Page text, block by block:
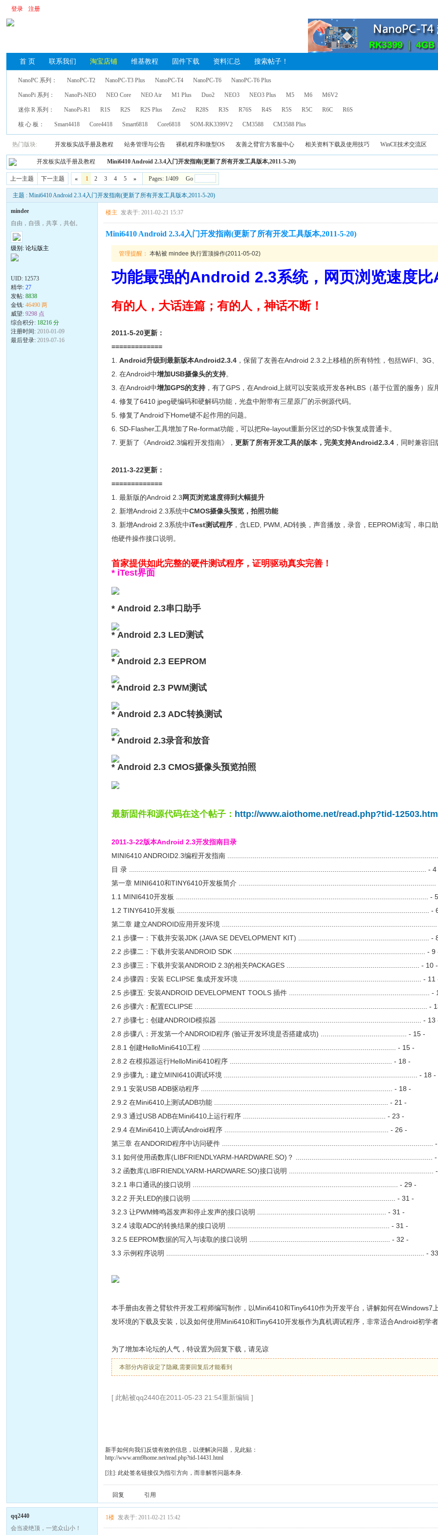
登录 注册
首 页 联系我们 淘宝店铺 维基教程 固件下载 资料汇总 搜索帖子！
NanoPC 系列： NanoPC-T2 NanoPC-T3 Plus NanoPC-T4 NanoPC-T6 NanoPC-T6 Plus
NanoPi 系列： NanoPi-NEO NEO Core NEO Air M1 Plus Duo2 NEO3 NEO3 Plus M5 M6 M6V2
迷你 R 系列： NanoPi-R1 R1S R2S R2S Plus Zero2 R28S R3S R76S R4S R5S R5C R6C R6S
核 心 板： Smart4418 Core4418 Smart6818 Core6818 SOM-RK3399V2 CM3588 CM3588 Plus
热门版块: 开发板实战手册及教程 站务管理与公告 裸机程序和微型OS 友善之臂官方客服中心 相关资料下载及使用技巧 WinCE技术交流区
开发板实战手册及教程 Mini6410 Android 2.3.4入门开发指南(更新了所有开发工具版本,2011-5-20)
上一主题 下一主题 « 1 2 3 4 5 » Pages: 1/409 Go
主题 : Mini6410 Android 2.3.4入门开发指南(更新了所有开发工具版本,2011-5-20)
mindee
自由，自强，共享，共创。
级别: 论坛版主
UID: 12573
精华:27
发帖:8838
金钱:46490 两
威望:9298 点
综合积分: 18216 分
注册时间:2010-01-09
最后登录:2019-07-16
楼主 发表于: 2011-02-21 15:37
Mini6410 Android 2.3.4入门开发指南(更新了所有开发工具版本,2011-5-20)
管理提醒：本帖被 mindee 执行置顶操作(2011-05-02)
功能最强的Android 2.3系统，网页浏览速度
有的人，大话连篇；有的人，神话不断！
2011-5-20更新：
=============
1.Android升级到最新版本Android2.3.4 ，保留了友善在Android 2.3.2上移植的所有特性，包括WiFI、3G
2. 在Android中增加USB摄像头的支持。
3. 在Android中增加GPS的支持 ，有了GPS，在Android上就可以安装或开发各种LBS（基于位置的服务）应
4. 修复了6410 jpeg硬编码和硬解码功能，光盘中附带有三星原厂的示例源代码。
5. 修复了Android下Home键不起作用的问题。
6. SD-Flasher工具增加了Re-format功能，可以把Re-layout重新分区过的SD卡恢复成普通卡。
7. 更新了《Android2.3编程开发指南》，更新了所有开发工具的版本，完美支持Android2.3.4 ，同时兼容旧
2011-3-22更新：
=============
1. 最新版的Android 2.3网页浏览速度得到大幅提升
2. 新增Android 2.3系统中CMOS摄像头预览，拍照功能
3. 新增Android 2.3系统中iTest测试程序 ，含LED, PWM, AD转换，声音播放，录音，EEPROM读写，串口
他硬件操作接口说明。
首家提供如此完整的硬件测试程序，证明驱动真实完善！
* iTest界面
* Android 2.3串口助手
* Android 2.3 LED测试
* Android 2.3 EEPROM
* Android 2.3 PWM测试
* Android 2.3 ADC转换测试
* Android 2.3录音和放音
* Android 2.3 CMOS摄像头预览拍照
最新固件和源代码在这个帖子： http://www.aiothome.net/read.php?tid-12503.html
2011-3-22版本Android 2.3开发指南目录
MINI6410 ANDROID2.3编程开发指南
目 录 ........................................................................................................................................................ - 4
第一章 MINI6410和TINY6410开发板简介 .....................................................................................................
1.1 MINI6410开发板 ................................................................................................................................. -
1.2 TINY6410开发板 ................................................................................................................................. -
第二章 建立ANDROID应用开发环境
2.1 步骤一：下载并安装JDK (JAVA SE DEVELOPMENT KIT) ................................................................... -
2.2 步骤二：下载并安装ANDROID SDK .................................................................................................. - 9
2.3 步骤三：下载并安装ANDROID 2.3的相关PACKAGES .................................................................... - 10 -
2.4 步骤四：安装 ECLIPSE 集成开发环境 ............................................................................................. - 11
2.5 步骤五: 安装ANDROID DEVELOPMENT TOOLS 插件 ........................................................................ -
2.6 步骤六：配置ECLIPSE ....................................................................................................................... -
2.7 步骤七：创建ANDROID模拟器 ........................................................................................................ - 13
2.8 步骤八：开发第一个ANDROID程序 (验证开发环境是否搭建成功) ............................................ - 15 -
2.8.1 创建HelloMini6410工程 ................................................................................................... - 15 -
2.8.2 在模拟器运行HelloMini6410程序 ................................................................................... - 18 -
2.9 步骤九：建立MINI6410调试环境 ................................................................................................... - 18 -
2.9.1 安装USB ADB驱动程序 .................................................................................................. - 18 -
2.9.2 在Mini6410上测试ADB功能 ......................................................................................... - 21 -
2.9.3 通过USB ADB在Mini6410上运行程序 ......................................................................... - 23 -
2.9.4 在Mini6410上调试Android程序 .................................................................................... - 26 -
第三章 在ANDORID程序中访问硬件 ............................................................................................................
3.1 如何使用函数库(LIBFRIENDLYARM-HARDWARE.SO)？ ......................................................................
3.2 函数库(LIBFRIENDLYARM-HARDWARE.SO)接口说明 ..........................................................................
3.2.1 串口通讯的接口说明 ......................................................................................................... - 29 -
3.2.2 开关LED的接口说明 ........................................................................................................ - 31 -
3.2.3 让PWM蜂鸣器发声和停止发声的接口说明 .................................................................. - 31 -
3.2.4 读取ADC的转换结果的接口说明 ................................................................................... - 31 -
3.2.5 EEPROM数据的写入与读取的接口说明 ........................................................................ - 32 -
3.3 示例程序说明 .................................................................................................................................... -
本手册由友善之臂软件开发工程师编写制作，以Mini6410和Tiny6410作为开发平台，讲解如何在
发环境的下载及安装，以及如何使用Mini6410和Tiny6410开发板作为真机调试程序，非常适合Android初学者
为了增加本论坛的人气，特设置为回复下载，请见谅
本部分内容设定了隐藏,需要回复后才能看到
[ 此帖被qq2440在2011-05-23 21:54重新编辑 ]
新手如何向我们反馈有效的信息，以便解决问题，见此贴：
http://www.arm9home.net/read.php?tid-14431.html
[注]: 此处签名链接仅为指引方向，而非解答问题本身.
回复 引用
qq2440
会当凌绝顶，一览众山小！
1楼 发表于: 2011-02-21 15:42